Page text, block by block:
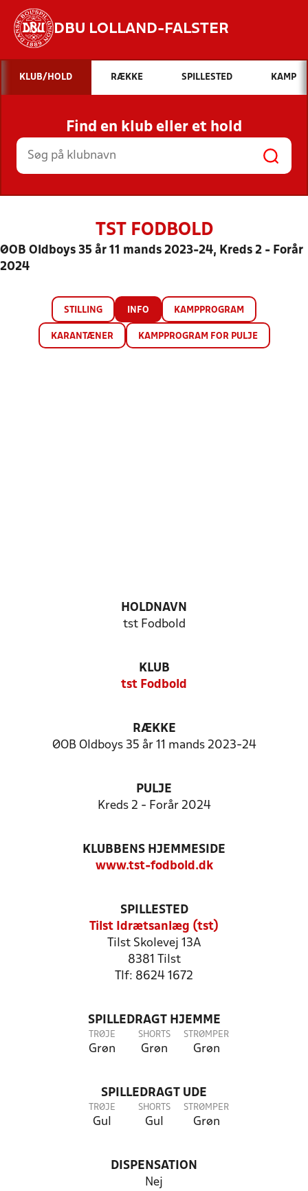
DBU LOLLAND-FALSTER
Hvad vil du søge efter?
INDHOLD OG NYHEDER
STILLINGER, RESULTATER, KLUBBER OG
HOLD
KLUB/HOLD RÆKKE SPILLESTED KAMP
Find en klub eller et hold
TST FODBOLD
ØOB Oldboys 35 år 11 mands 2023-24, Kreds 2 - Forår
2024
STILLING INFO KAMPPROGRAM
KARANTÆNER KAMPPROGRAM FOR PULJE
HOLDNAVN
tst Fodbold
KLUB
tst Fodbold
RÆKKE
ØOB Oldboys 35 år 11 mands 2023-24
PULJE
Kreds 2 - Forår 2024
KLUBBENS HJEMMESIDE
www.tst-fodbold.dk
SPILLESTED
Tilst Idrætsanlæg (tst)
Tilst Skolevej 13A
8381 Tilst
Tlf: 8624 1672
SPILLEDRAGT HJEMME
TRØJE
Grøn
SHORTS
Grøn
STRØMPER
Grøn
SPILLEDRAGT UDE
TRØJE
Gul
SHORTS
Gul
STRØMPER
Grøn
DISPENSATION
Nej